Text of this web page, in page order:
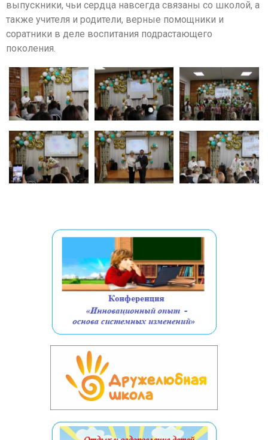
выпускники, чьи сердца навсегда связаны со школой, а
также учителя и родители, верные помощники и
соратники в деле воспитания подрастающего
поколения.